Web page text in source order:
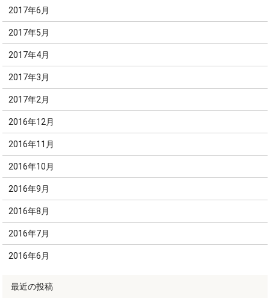
2017年6月
2017年5月
2017年4月
2017年3月
2017年2月
2016年12月
2016年11月
2016年10月
2016年9月
2016年8月
2016年7月
2016年6月